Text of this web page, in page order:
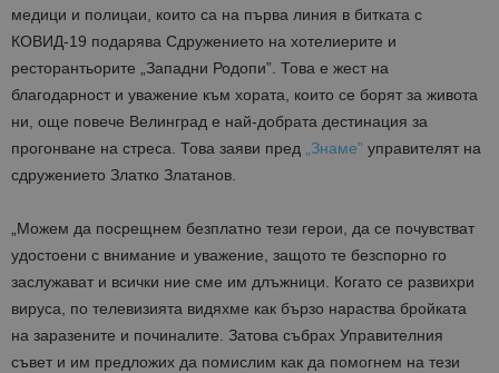
медици и полицаи, които са на първа линия в битката с
КОВИД-19 подарява Сдружението на хотелиерите и
ресторантьорите „Западни Родопи”. Това е жест на
благодарност и уважение към хората, които се борят за живота
ни, още повече Велинград е най-добрата дестинация за
прогонване на стреса. Това заяви пред „Знаме” управителят на
сдружението Златко Златанов.
„Можем да посрещнем безплатно тези герои, да се почувстват
удостоени с внимание и уважение, защото те безспорно го
заслужават и всички ние сме им длъжници. Когато се развихри
вируса, по телевизията видяхме как бързо нараства бройката
на заразените и починалите. Затова събрах Управителния
съвет и им предложих да помислим как да помогнем на тези